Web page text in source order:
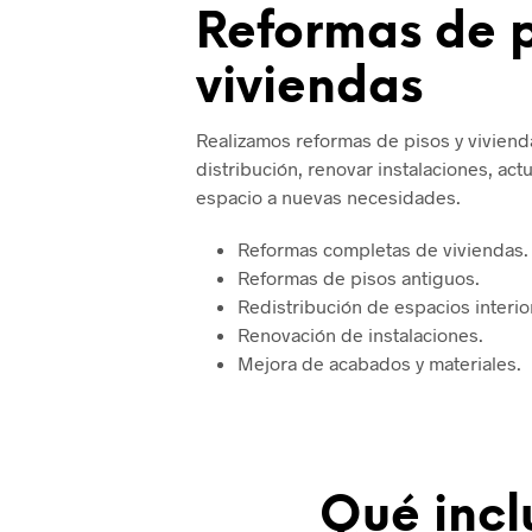
Reformas de
viviendas
Realizamos reformas de pisos y
distribución, renovar instalaciones,
espacio a nuevas necesidades.
Reformas completas de viviendas.
Reformas de pisos antiguos.
Redistribución de espacios
Renovación de instalaciones.
Mejora de acabados y materiales.
Qué